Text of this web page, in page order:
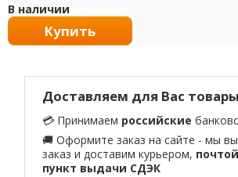
В наличии
Купить
Доставляем для Вас
💳 Принимаем российские
🚚 Оформите заказ на сайте - мы
заказ и доставим курьером,
пункт выдачи СДЭК